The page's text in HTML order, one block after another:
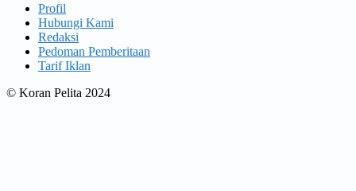
Profil
Hubungi Kami
Redaksi
Pedoman Pemberitaan
Tarif Iklan
© Koran Pelita 2024